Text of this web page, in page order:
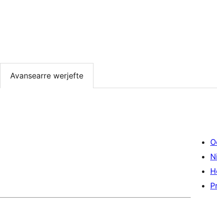
Avansearre werjefte